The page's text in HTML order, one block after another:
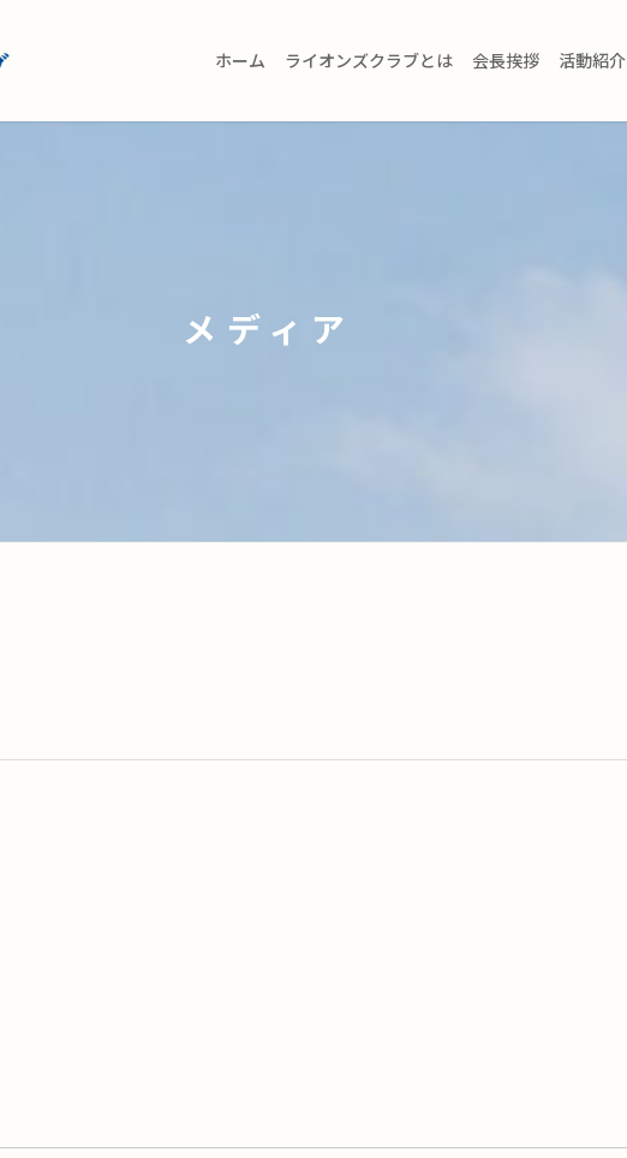
ホーム ライオンズクラブとは 会長挨拶 活動紹介
メディア